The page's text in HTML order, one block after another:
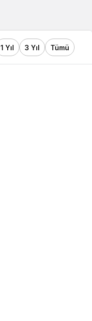
1 Yıl 3 Yıl Tümü